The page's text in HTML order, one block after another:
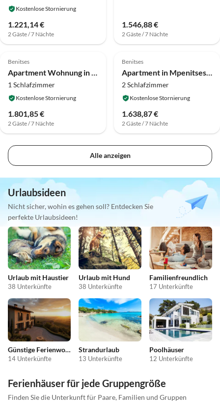
Kostenlose Stornierung
1.221,14 €
2 Gäste / 7 Nächte
1.546,88 €
2 Gäste / 7 Nächte
Benitses
1 Schlafzimmer
Kostenlose Stornierung
1.801,85 €
2 Gäste / 7 Nächte
Benitses
2 Schlafzimmer
Kostenlose Stornierung
1.638,87 €
2 Gäste / 7 Nächte
Alle anzeigen
Urlaubsideen
Nicht sicher, wohin es gehen soll? Entdecken Sie
perfekte Urlaubsideen!
Urlaub mit Haustier
38 Unterkünfte
Urlaub mit Hund
38 Unterkünfte
Familienfreundlich
17 Unterkünfte
Günstige Ferienwohnungen
14 Unterkünfte
Strandurlaub
13 Unterkünfte
Poolhäuser
12 Unterkünfte
Ferienhäuser für jede Gruppengröße
Finden Sie die Unterkunft für Paare, Familien und Gruppen